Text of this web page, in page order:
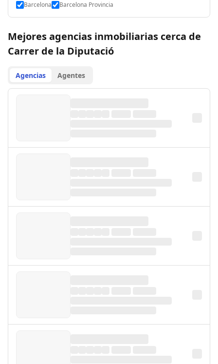
Barcelona Barcelona Provincia
Mejores agencias inmobiliarias cerca de
Carrer de la Diputació
Agencias Agentes